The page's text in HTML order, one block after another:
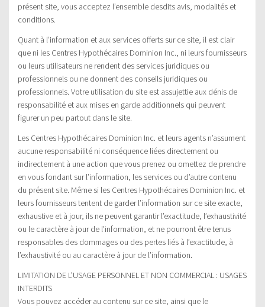
présent site, vous acceptez l’ensemble desdits avis, modalités et
conditions.
Quant à l’information et aux services offerts sur ce site, il est clair
que ni les Centres Hypothécaires Dominion Inc., ni leurs fournisseurs
ou leurs utilisateurs ne rendent des services juridiques ou
professionnels ou ne donnent des conseils juridiques ou
professionnels. Votre utilisation du site est assujettie aux dénis de
responsabilité et aux mises en garde additionnels qui peuvent
figurer un peu partout dans le site.
Les Centres Hypothécaires Dominion Inc. et leurs agents n’assument
aucune responsabilité ni conséquence liées directement ou
indirectement à une action que vous prenez ou omettez de prendre
en vous fondant sur l’information, les services ou d’autre contenu
du présent site. Même si les Centres Hypothécaires Dominion Inc. et
leurs fournisseurs tentent de garder l’information sur ce site exacte,
exhaustive et à jour, ils ne peuvent garantir l’exactitude, l’exhaustivité
ou le caractère à jour de l’information, et ne pourront être tenus
responsables des dommages ou des pertes liés à l’exactitude, à
l’exhaustivité ou au caractère à jour de l’information.
LIMITATION DE L’USAGE PERSONNEL ET NON COMMERCIAL : USAGES
INTERDITS
Vous pouvez accéder au contenu sur ce site, ainsi que le